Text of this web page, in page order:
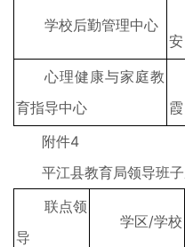
学校后勤管理中心
安
心理健康与家庭教
育指导中心
霞
附件4
平江县教育局领导班
联点领
导
学区/学校